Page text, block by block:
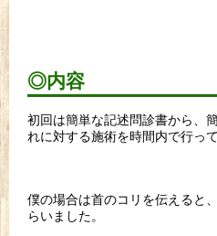
◎内容
初回は簡単な記述問診書から、
れに対する施術を時間内で行っ
僕の場合は首のコリを伝えると
らいました。